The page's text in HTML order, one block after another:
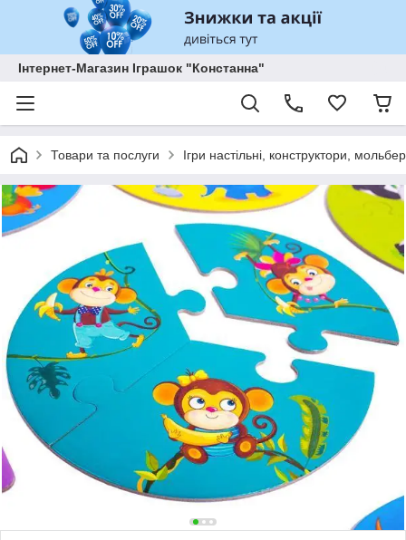
Інтернет-Магазин Іграшок "Констанна"
Товари та послуги Ігри настільні, конструктори,